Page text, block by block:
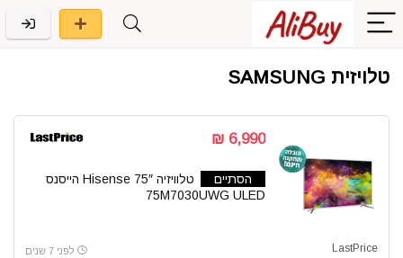
טלויזית SAMSUNG
6,990 ₪
הסתיים
טלוויזיה 75″ Hisense הייסנס
75M7030UWG ULED
LastPrice לפני 7 שנים